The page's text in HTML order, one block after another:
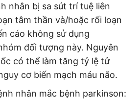
nhân bị sa sút trí tuệ liên
tâm thần và/hoặc rối loạn
cáo không sử dụng
đối tượng này. Nguyên
có thể làm tăng tỷ lệ tử
cơ biến mạch máu não.
nhân mắc bệnh parkinson: